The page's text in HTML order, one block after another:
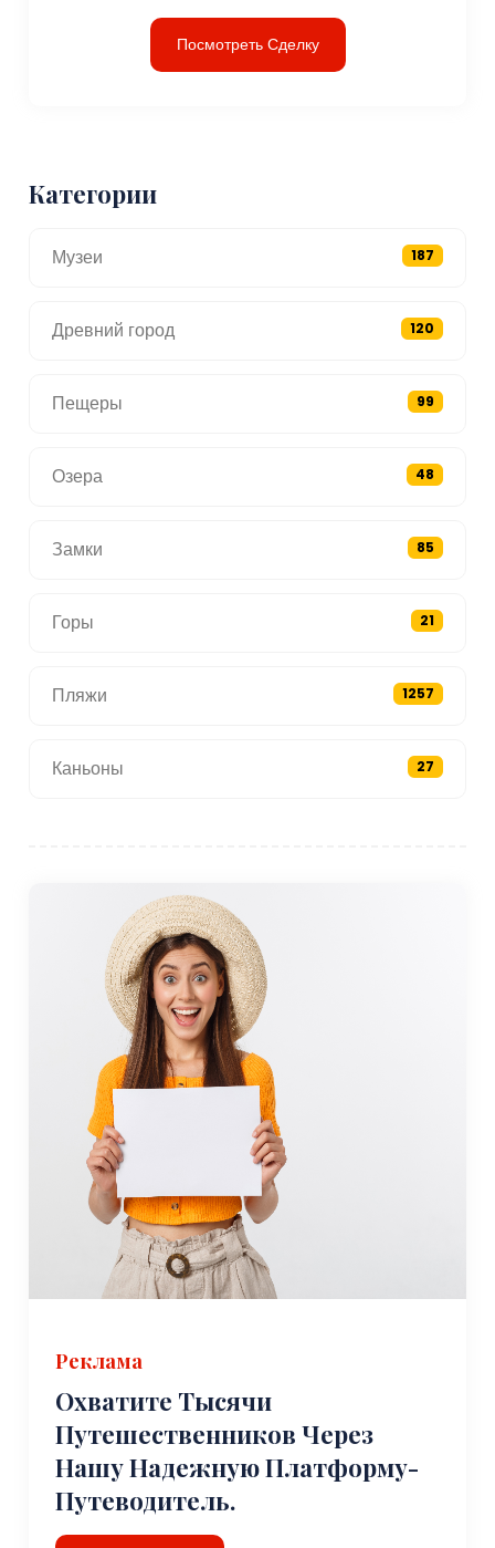
Посмотреть Сделку
Категории
Музеи 187
Древний город 120
Пещеры 99
Озера 48
Замки 85
Горы 21
Пляжи 1257
Каньоны 27
Реклама
Охватите Тысячи
Путешественников Через
Нашу Надежную Платформу-
Путеводитель.